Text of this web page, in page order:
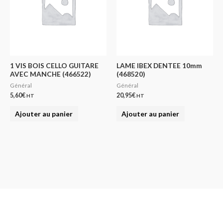
1 VIS BOIS CELLO GUITARE
AVEC MANCHE (466522)
Général
5,60€HT
Ajouter au panier
LAME IBEX DENTEE 10mm
(468520)
Général
20,95€HT
Ajouter au panier